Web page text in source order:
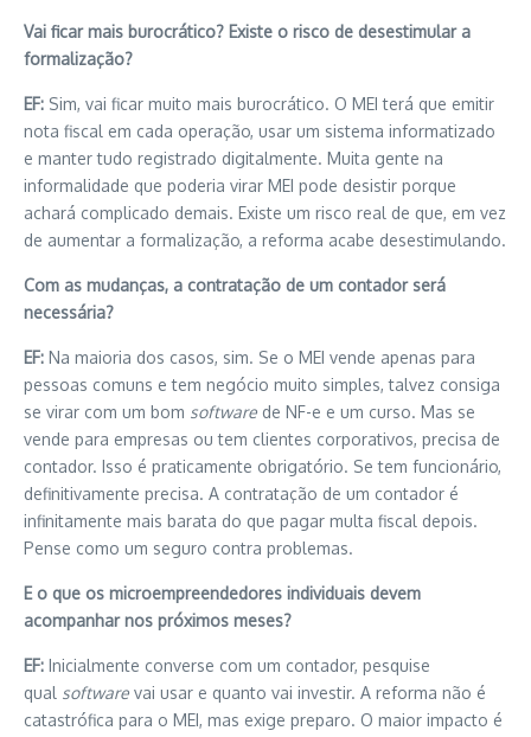
Vai ficar mais burocrático? Existe o risco de desestimular a
formalização?
EF: Sim, vai ficar muito mais burocrático. O MEI terá que emitir
nota fiscal em cada operação, usar um sistema informatizado
e manter tudo registrado digitalmente. Muita gente na
informalidade que poderia virar MEI pode desistir porque
achará complicado demais. Existe um risco real de que, em vez
de aumentar a formalização, a reforma acabe desestimulando.
Com as mudanças, a contratação de um contador será
necessária?
EF: Na maioria dos casos, sim. Se o MEI vende apenas para
pessoas comuns e tem negócio muito simples, talvez consiga
se virar com um bom software de NF-e e um curso. Mas se
vende para empresas ou tem clientes corporativos, precisa de
contador. Isso é praticamente obrigatório. Se tem funcionário,
definitivamente precisa. A contratação de um contador é
infinitamente mais barata do que pagar multa fiscal depois.
Pense como um seguro contra problemas.
E o que os microempreendedores individuais devem
acompanhar nos próximos meses?
EF: Inicialmente converse com um contador, pesquise
qual software vai usar e quanto vai investir. A reforma não é
catastrófica para o MEI, mas exige preparo. O maior impacto é